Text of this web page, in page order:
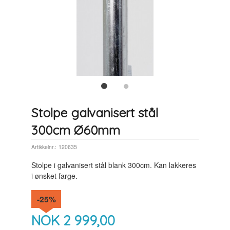
Stolpe galvanisert stål
300cm Ø60mm
Artikkelnr.: 120635
Stolpe i galvanisert stål blank 300cm. Kan lakkeres
i ønsket farge.
NOK 2 999,00
-25%